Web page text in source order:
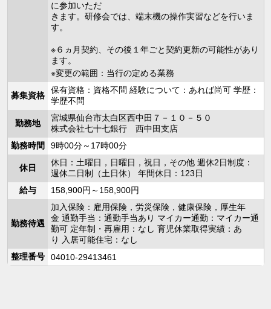
に参加いただ
きます。研修会では、端末機の操作実習などを行いま
す。
※６ヵ月契約、その後１年ごと契約更新の可能性があり
ます。
※変更の範囲：当行の定める業務
募集資格
保有資格：資格不問 経験について：あれば尚可 学歴：
学歴不問
勤務地
宮城県仙台市太白区西中田７－１０－５０
株式会社七十七銀行 西中田支店
勤務時間
9時00分～17時00分
休日
休日：土曜日，日曜日，祝日，その他 週休2日制度：
週休二日制（土日休） 年間休日：123日
給与
158,900円～158,900円
勤務待遇
加入保険：雇用保険，労災保険，健康保険，厚生年
金 通勤手当：通勤手当あり マイカー通勤：マイカー通
勤可 定年制・再雇用：なし 育児休業取得実績：あ
り 入居可能住宅：なし
整理番号
04010-29413461